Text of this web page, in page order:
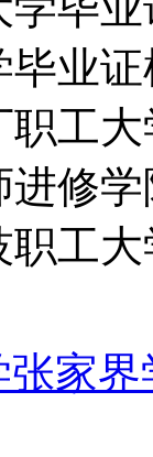
业
工
修
工
家